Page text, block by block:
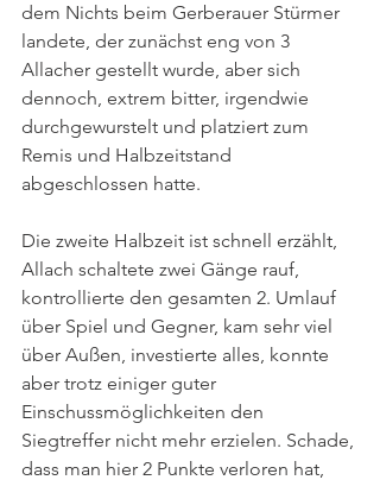
dem Nichts beim Gerberauer Stürmer
landete, der zunächst eng von 3
Allacher gestellt wurde, aber sich
dennoch, extrem bitter, irgendwie
durchgewurstelt und platziert zum
Remis und Halbzeitstand
abgeschlossen hatte.
Die zweite Halbzeit ist schnell erzählt,
Allach schaltete zwei Gänge rauf,
kontrollierte den gesamten 2. Umlauf
über Spiel und Gegner, kam sehr viel
über Außen, investierte alles, konnte
aber trotz einiger guter
Einschussmöglichkeiten den
Siegtreffer nicht mehr erzielen. Schade,
dass man hier 2 Punkte verloren hat,